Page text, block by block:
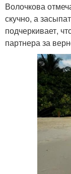
Волочкова
скучно, а
подчеркивает,
партнера за